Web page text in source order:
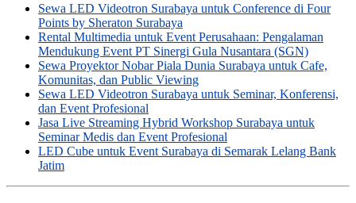
Sewa LED Videotron Surabaya untuk Conference di Four
Points by Sheraton Surabaya
Rental Multimedia untuk Event Perusahaan: Pengalaman
Mendukung Event PT Sinergi Gula Nusantara (SGN)
Sewa Proyektor Nobar Piala Dunia Surabaya untuk Cafe,
Komunitas, dan Public Viewing
Sewa LED Videotron Surabaya untuk Seminar, Konferensi,
dan Event Profesional
Jasa Live Streaming Hybrid Workshop Surabaya untuk
Seminar Medis dan Event Profesional
LED Cube untuk Event Surabaya di Semarak Lelang Bank
Jatim